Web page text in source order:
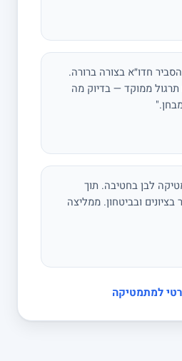
חדו״א בצורה ברורה.
ממוקד — בדיוק מה
לבן בחטיבה. תוך
בציונים ובביטחון. ממליצה
למתמטיקה